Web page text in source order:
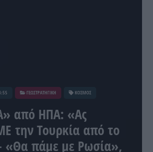
ΓΕΩΣΤΡΑΤΗΓΙΚΗ ΚΟΣΜΟΣ
από ΗΠΑ: «Ας
την Τουρκία από το
«Θα πάμε με Ρωσία»,